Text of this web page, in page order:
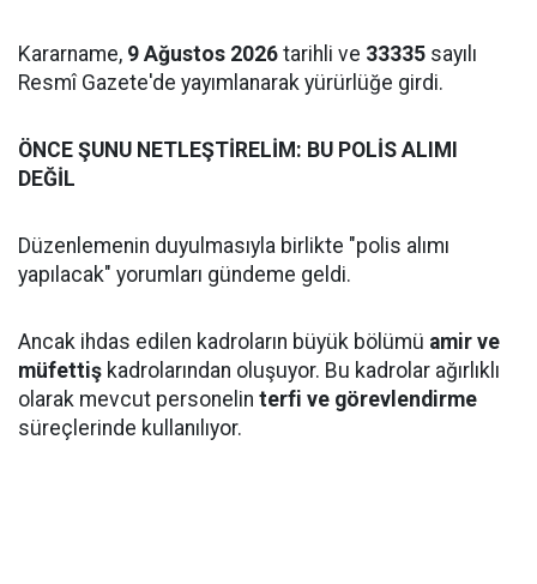
Kararname, 9 Ağustos 2026 tarihli ve 33335 sayılı
Resmî Gazete'de yayımlanarak yürürlüğe girdi.
ÖNCE ŞUNU NETLEŞTİRELİM: BU POLİS ALIMI
DEĞİL
Düzenlemenin duyulmasıyla birlikte "polis alımı
yapılacak" yorumları gündeme geldi.
Ancak ihdas edilen kadroların büyük bölümü amir ve
müfettiş kadrolarından oluşuyor. Bu kadrolar ağırlıklı
olarak mevcut personelin terfi ve görevlendirme
süreçlerinde kullanılıyor.